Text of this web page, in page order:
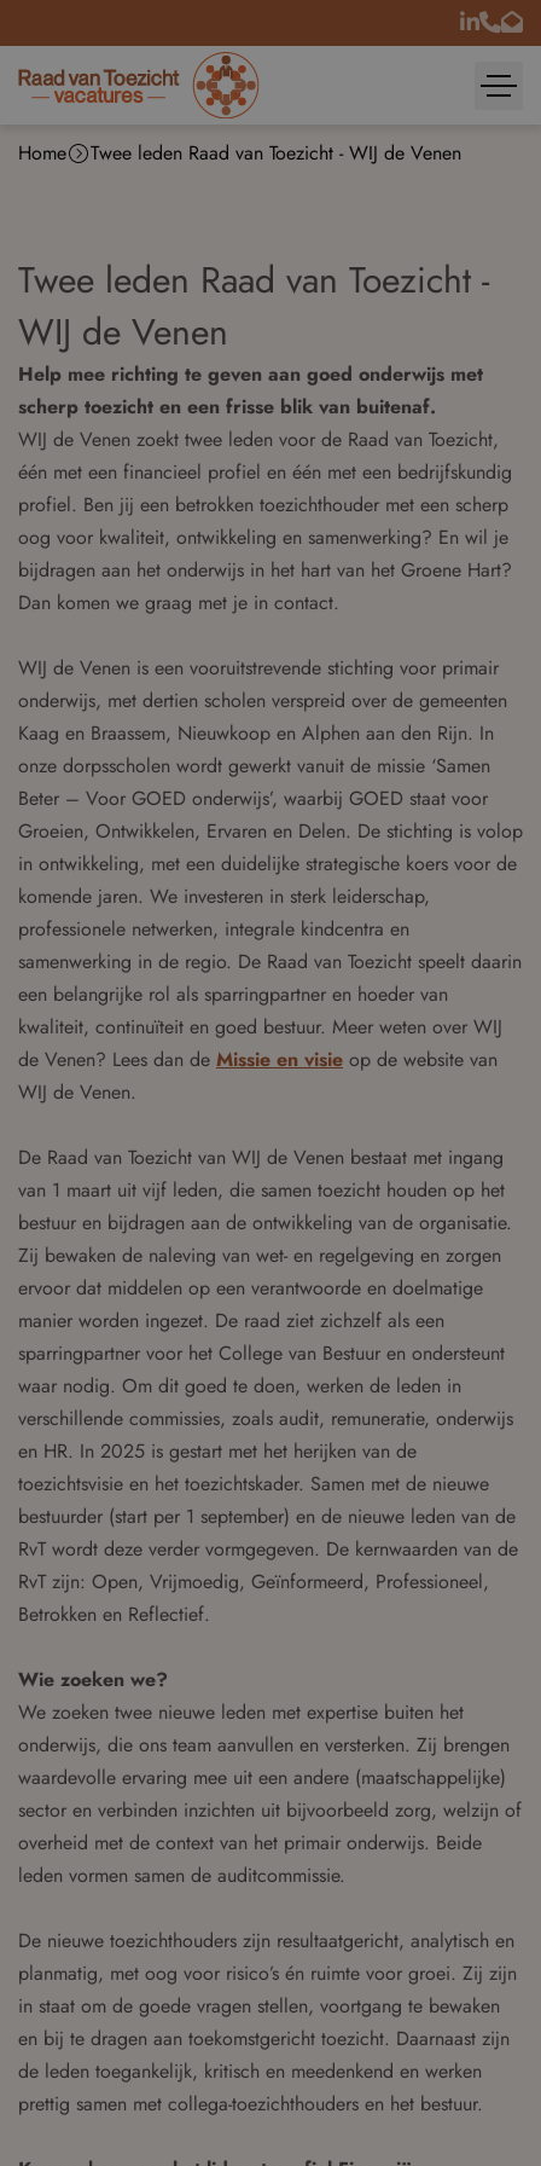
Home Twee leden Raad van Toezicht - WIJ de Venen
Twee leden Raad van Toezicht -
WIJ de Venen
Help mee richting te geven aan goed onderwijs met
scherp toezicht en een frisse blik van buitenaf.
WIJ de Venen zoekt twee leden voor de Raad van Toezicht,
één met een financieel profiel en één met een bedrijfskundig
profiel. Ben jij een betrokken toezichthouder met een scherp
oog voor kwaliteit, ontwikkeling en samenwerking? En wil je
bijdragen aan het onderwijs in het hart van het Groene Hart?
Dan komen we graag met je in contact.
WIJ de Venen is een vooruitstrevende stichting voor primair
onderwijs, met dertien scholen verspreid over de gemeenten
Kaag en Braassem, Nieuwkoop en Alphen aan den Rijn. In
onze dorpsscholen wordt gewerkt vanuit de missie ‘Samen
Beter – Voor GOED onderwijs’, waarbij GOED staat voor
Groeien, Ontwikkelen, Ervaren en Delen. De stichting is volop
in ontwikkeling, met een duidelijke strategische koers voor de
komende jaren. We investeren in sterk leiderschap,
professionele netwerken, integrale kindcentra en
samenwerking in de regio. De Raad van Toezicht speelt daarin
een belangrijke rol als sparringpartner en hoeder van
kwaliteit, continuïteit en goed bestuur. Meer weten over WIJ
de Venen? Lees dan de Missie en visie op de website van
WIJ de Venen.
De Raad van Toezicht van WIJ de Venen bestaat met ingang
van 1 maart uit vijf leden, die samen toezicht houden op het
bestuur en bijdragen aan de ontwikkeling van de organisatie.
Zij bewaken de naleving van wet- en regelgeving en zorgen
ervoor dat middelen op een verantwoorde en doelmatige
manier worden ingezet. De raad ziet zichzelf als een
sparringpartner voor het College van Bestuur en ondersteunt
waar nodig. Om dit goed te doen, werken de leden in
verschillende commissies, zoals audit, remuneratie, onderwijs
en HR. In 2025 is gestart met het herijken van de
toezichtsvisie en het toezichtskader. Samen met de nieuwe
bestuurder (start per 1 september) en de nieuwe leden van de
RvT wordt deze verder vormgegeven. De kernwaarden van de
RvT zijn: Open, Vrijmoedig, Geïnformeerd, Professioneel,
Betrokken en Reflectief.
Wie zoeken we?
We zoeken twee nieuwe leden met expertise buiten het
onderwijs, die ons team aanvullen en versterken. Zij brengen
waardevolle ervaring mee uit een andere (maatschappelijke)
sector en verbinden inzichten uit bijvoorbeeld zorg, welzijn of
overheid met de context van het primair onderwijs. Beide
leden vormen samen de auditcommissie.
De nieuwe toezichthouders zijn resultaatgericht, analytisch en
planmatig, met oog voor risico’s én ruimte voor groei. Zij zijn
in staat om de goede vragen stellen, voortgang te bewaken
en bij te dragen aan toekomstgericht toezicht. Daarnaast zijn
de leden toegankelijk, kritisch en meedenkend en werken
prettig samen met collega-toezichthouders en het bestuur.